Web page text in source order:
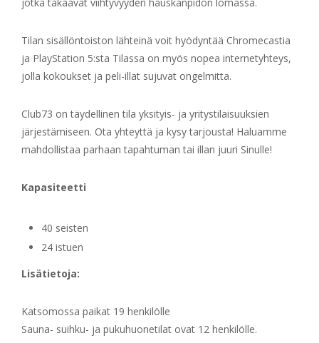
Tilan sisällöntoiston lähteinä voit hyödyntää Chromecastia
ja PlayStation 5:sta Tilassa on myös nopea internetyhteys,
jolla kokoukset ja peli-illat sujuvat ongelmitta.
Club73 on täydellinen tila yksityis- ja yritystilaisuuksien
järjestämiseen. Ota yhteyttä ja kysy tarjousta! Haluamme
mahdollistaa parhaan tapahtuman tai illan juuri Sinulle!
Kapasiteetti
40 seisten
24 istuen
Lisätietoja:
Katsomossa paikat 19 henkilölle
Sauna- suihku- ja pukuhuonetilat ovat 12 henkilölle.